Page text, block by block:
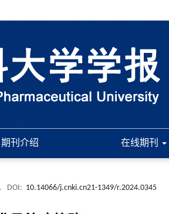
期刊介绍 在线期刊
DOI: 10.14066/j.cnki.cn21-1349/r.2024.0345